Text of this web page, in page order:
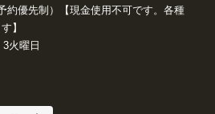
約優先制）【現金使用不可です。各種
】
火曜日